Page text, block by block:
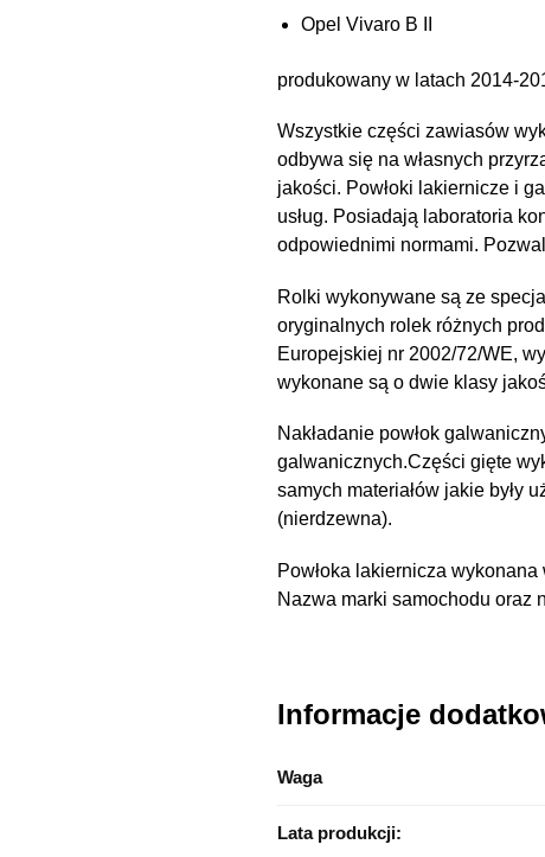
Opel Vivaro B II
produkowany w latach 2014-
Wszystkie części zawiasów
odbywa się na własnych
jakości. Powłoki lakiernicze i
usług. Posiadają laboratoria
odpowiednimi normami.
Rolki wykonywane są ze
oryginalnych rolek różnych
Europejskiej nr 2002/72/WE,
wykonane są o dwie klasy
Nakładanie powłok
galwanicznych.Części gięte
samych materiałów jakie były
(nierdzewna).
Powłoka lakiernicza
Nazwa marki samochodu oraz
Informacje
Waga
Lata produkcji: